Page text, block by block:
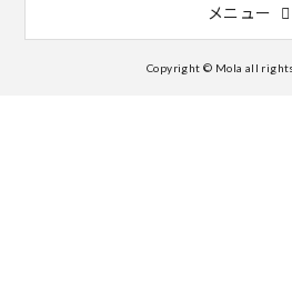
メニュー
Copyright © Mola all